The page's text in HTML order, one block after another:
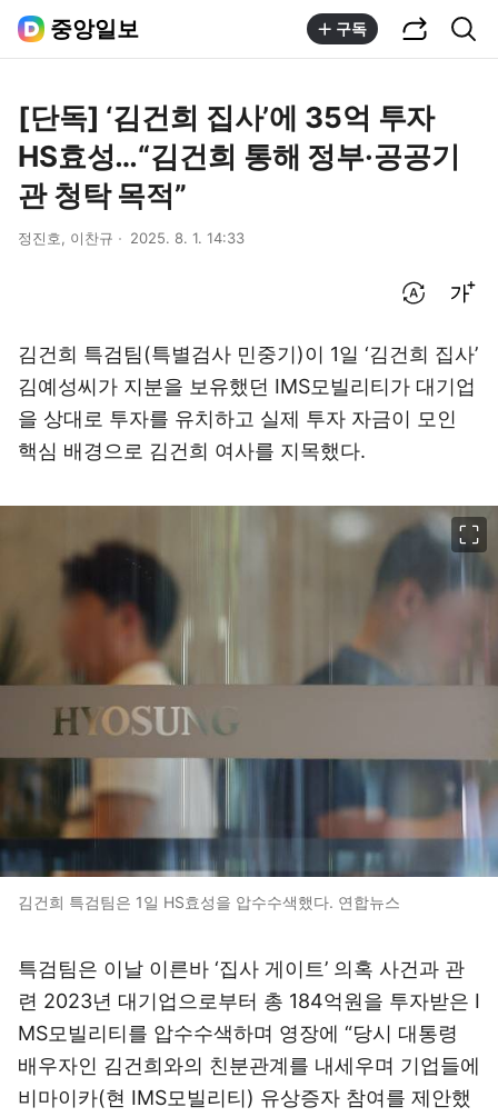
중앙일보 구독
[단독] ‘김건희 집사’에 35억 투자
HS효성…“김건희 통해 정부·공공기
관 청탁 목적”
정진호, 이찬규 2025. 8. 1. 14:33
김건희 특검팀(특별검사 민중기)이 1일 ‘김건희 집사’
김예성씨가 지분을 보유했던 IMS모빌리티가 대기업
을 상대로 투자를 유치하고 실제 투자 자금이 모인
핵심 배경으로 김건희 여사를 지목했다.
김건희 특검팀은 1일 HS효성을 압수수색했다. 연합뉴스
특검팀은 이날 이른바 ‘집사 게이트’ 의혹 사건과 관
련 2023년 대기업으로부터 총 184억원을 투자받은 I
MS모빌리티를 압수수색하며 영장에 “당시 대통령
배우자인 김건희와의 친분관계를 내세우며 기업들에
비마이카(현 IMS모빌리티) 유상증자 참여를 제안했